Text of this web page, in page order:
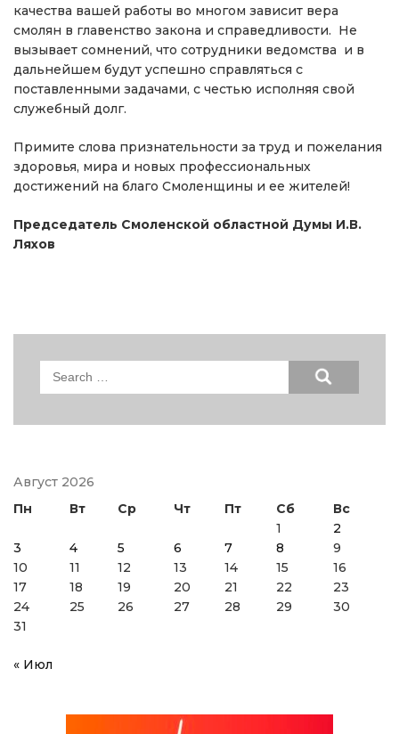
качества вашей работы во многом зависит вера
смолян в главенство закона и справедливости. Не
вызывает сомнений, что сотрудники ведомства и в
дальнейшем будут успешно справляться с
поставленными задачами, с честью исполняя свой
служебный долг.
Примите слова признательности за труд и пожелания
здоровья, мира и новых профессиональных
достижений на благо Смоленщины и ее жителей!
Председатель Смоленской областной Думы И.В.
Ляхов
Search
Август 2026
Пн
Вт Ср Чт Пт Сб
Вс
1
2
3
4 5 6 7 8
9
10
11 12 13 14 15
16
17
18 19 20 21 22
23
24
25 26 27 28 29
30
31
« Июл